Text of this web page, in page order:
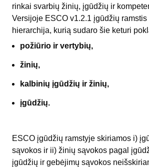
rinkai svarbių žinių, įgūdžių ir
Versijoje ESCO v1.2.1 įgūdžių ramstis
hierarchija, kurią sudaro šie keturi
požiūrio ir vertybių,
žinių,
kalbinių įgūdžių ir žinių,
įgūdžių.
ESCO įgūdžių ramstyje skiriamos i)
sąvokos ir ii) žinių sąvokos pagal
įgūdžių ir gebėjimų sąvokos